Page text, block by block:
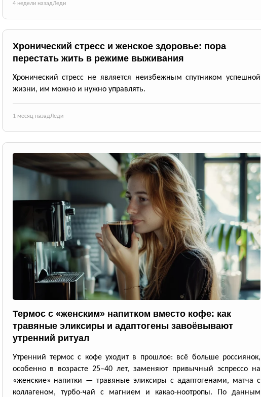
4 недели назадЛеди
Хронический стресс и женское здоровье: пора
перестать жить в режиме выживания
Хронический стресс не является неизбежным спутником успешной
жизни, им можно и нужно управлять.
1 месяц назадЛеди
Термос с «женским» напитком вместо кофе: как
травяные эликсиры и адаптогены завоёвывают
утренний ритуал
Утренний термос с кофе уходит в прошлое: всё больше россиянок,
особенно в возрасте 25–40 лет, заменяют привычный эспрессо на
«женские» напитки — травяные эликсиры с адаптогенами, матча с
коллагеном, турбо-чай с магнием и какао-ноотропы. По данным